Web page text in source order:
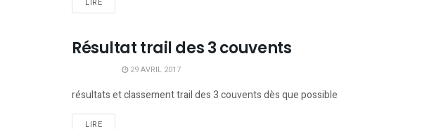
LIRE
RÉSULTATS TRAILS
Résultat trail des 3 couvents
29 AVRIL 2017
résultats et classement trail des 3 couvents dès que possible
LIRE